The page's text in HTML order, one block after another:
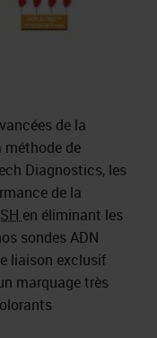
de la
méthode de
Diagnostics, les
de la
en éliminant les
sondes ADN
liaison exclusif
marquage très